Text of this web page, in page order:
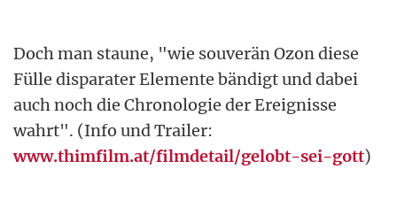
Doch man staune, "wie souverän Ozon diese
Fülle disparater Elemente bändigt und dabei
auch noch die Chronologie der Ereignisse
wahrt". (Info und Trailer:
www.thimfilm.at/filmdetail/gelobt-sei-gott)